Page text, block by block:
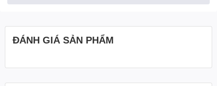
Hãng Toàn Phát
Bằng thủy lực
ĐÁNH GIÁ SẢN PHẨM